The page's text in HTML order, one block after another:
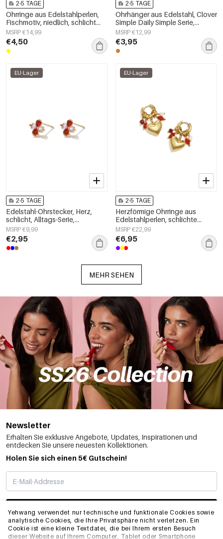
Yehwang verwendet nur technische und funktionale Cookies sowie
analytische Cookies, die Ihre Privatsphäre nicht verletzen. Ein
Cookie ist eine kleine Textdatei, die bei Ihrem ersten Besuch
dieser Website auf Ihrem Computer, Tablet oder Smartphone
2-5 TAGE
Ohrringe aus Edelstahlperlen,
Fischmotiv, niedlich, schlicht
und elegant, Damenschmuck
MSRP €14,99
€4,50
2-5 TAGE
Ohrhänger aus Edelstahl, Clover
Simple Daily Simple Serie,
Damenschmuck
MSRP €12,99
€3,95
EU-Lager
2-5 TAGE
Edelstahl-Ohrstecker, Herz,
schlicht, Alltags-Serie,
Damenschmuck
MSRP €9,99
€2,95
EU-Lager
2-5 TAGE
Herzförmige Ohrringe aus
Edelstahlperlen, schlichte
Alltags-Serie, Damenschmuck
MSRP €22,99
€6,95
MEHR SEHEN
Newsletter
Erhalten Sie exklusive Angebote, Updates, Inspirationen und
entdecken Sie unsere neuesten Kollektionen.
Holen Sie sich einen 5€ Gutschein!
ABONNIEREN